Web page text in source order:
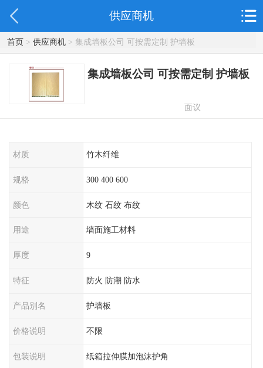
供应商机
首页> 供应商机> 集成墙板公司 可按需定制 护墙板
集成墙板公司 可按需定制 护墙板
面议
材质 竹木纤维
规格 300 400 600
颜色 木纹 石纹 布纹
用途 墙面施工材料
厚度 9
特征 防火 防潮 防水
产品别名 护墙板
价格说明 不限
包装说明 纸箱拉伸膜加泡沫护角